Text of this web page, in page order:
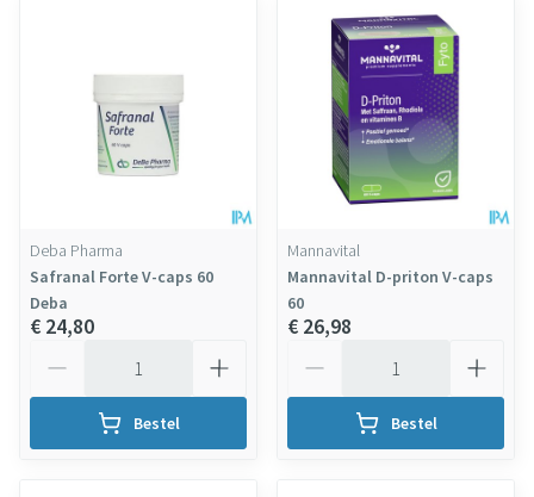
Deba Pharma
Safranal Forte V-caps 60
Deba
€ 24,80
Bestel
Mannavital
Mannavital D-priton V-caps
60
€ 26,98
Bestel